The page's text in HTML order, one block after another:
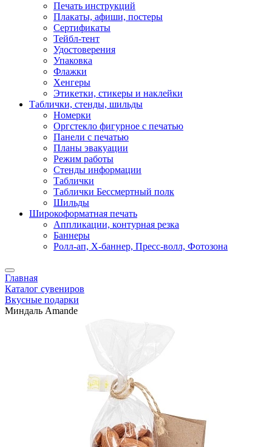
Печать инструкций
Плакаты, афиши, постеры
Сертификаты
Тейбл-тент
Удостоверения
Упаковка
Флажки
Хенгеры
Этикетки, стикеры и наклейки
Таблички, стенды, шильды
Номерки
Оргстекло фигурное с печатью
Панели с печатью
Планы эвакуации
Режим работы
Стенды информации
Таблички
Таблички Бессмертный полк
Шильды
Широкоформатная печать
Аппликации, контурная резка
Баннеры
Ролл-ап, X-баннер, Пресс-волл, Фотозона
Главная
Каталог сувениров
Вкусные подарки
Миндаль Amande